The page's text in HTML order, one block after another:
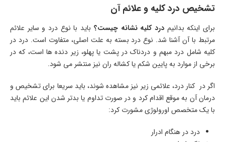
تشخیص درد کلیه و علائم آن
برای اینکه بدانیمدرد کلیه نشانه چیست؟ باید با نوع درد و سایر علائم
مرتبط با آن آشنا شد. نوع درد بسته به علت اصلی، متفاوت است. درد در
کلیه شامل درد مبهم و دردناک در پشت یا پهلو، زیر دنده ها است، که در
برخی از موارد به پایین شکم یا کشاله ران نیز منتشر می شود.
اگر در کنار درد، علائمی زیر نیز مشاهده شوند، باید سریعا برای تشخیص و
درمان آن به موقع اقدام کرد و در صورت تداوم یا بدتر شدن این علائم باید
با یک متخصص اورولوژی مشورت کرد:
درد در هنگام ادرار